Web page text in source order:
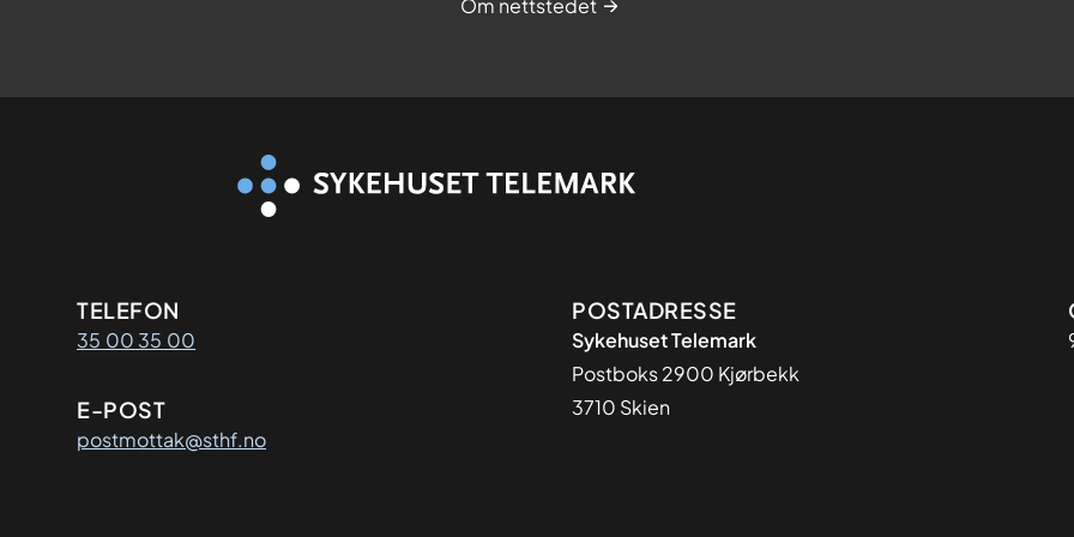
Om nettstedet
Kontaktinformasjon
TELEFON
35 00 35 00
E-POST
postmottak@sthf.no
Adresse
POSTADRESSE
Sykehuset Telemark
Postboks 2900 Kjørbekk
3710 Skien